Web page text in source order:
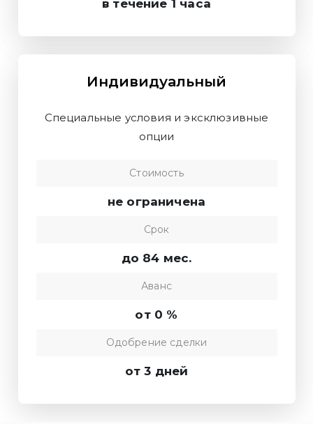
в течение 1 часа
Индивидуальный
Специальные условия и эксклюзивные
опции
Стоимость
не ограничена
Срок
до 84 мес.
Аванс
от 0 %
Одобрение сделки
от 3 дней